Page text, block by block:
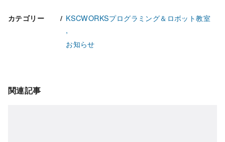
カテゴリー KSCWORKSプログラミング＆ロボット教室
お知らせ
関連記事